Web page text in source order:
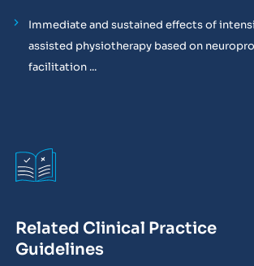
Immediate and sustained effects of
assisted physiotherapy based on
facilitation ...
Related Clinical Practice
Guidelines